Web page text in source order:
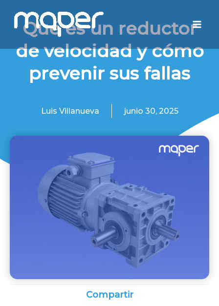
contenidoQué es un reductor
de velocidad y cómo
prevenir sus fallas
Luis Villanueva junio 30, 2025
Compartir